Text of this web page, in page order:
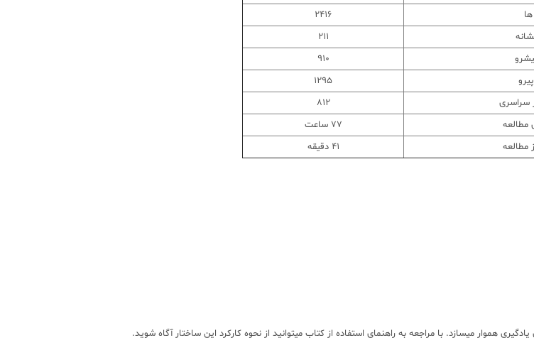
2416
211
910
1295
سراسری
812
مطالعه
77 ساعت
مطالعه
41 دقیقه